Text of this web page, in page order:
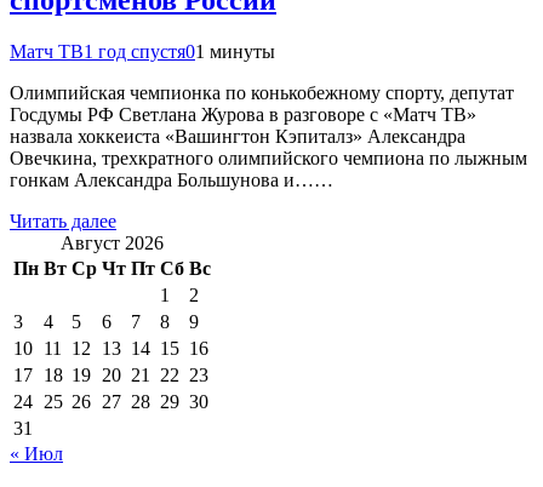
Матч ТВ1 год спустя01 минуты
Олимпийская чемпионка по конькобежному спорту, депутат
Госдумы РФ Светлана Журова в разговоре с «Матч ТВ»
назвала хоккеиста «Вашингтон Кэпиталз» Александра
Овечкина, трехкратного олимпийского чемпиона по лыжным
гонкам Александра Большунова и……
Читать далее
Август 2026
Пн Вт Ср Чт Пт Сб Вс
1
2
3
4 5 6 7 8
9
10 11 12 13 14 15 16
17 18 19 20 21 22 23
24 25 26 27 28 29 30
31
« Июл